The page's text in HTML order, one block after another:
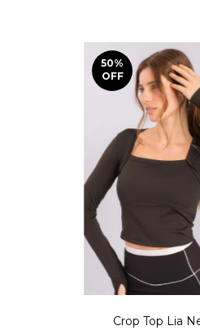
50%
OFF
Crop Top Lia